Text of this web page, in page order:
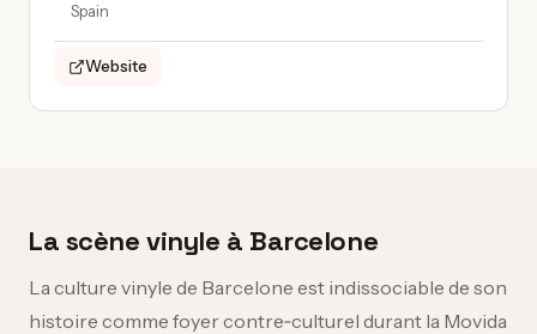
Spain
Website
La scène vinyle à Barcelone
La culture vinyle de Barcelone est indissociable de son
histoire comme foyer contre‑culturel durant la Movida